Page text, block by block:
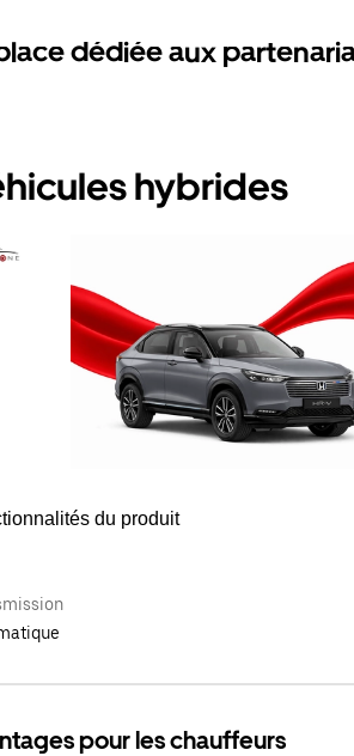
dédiée aux
hybrides
du produit
pour les chauffeurs